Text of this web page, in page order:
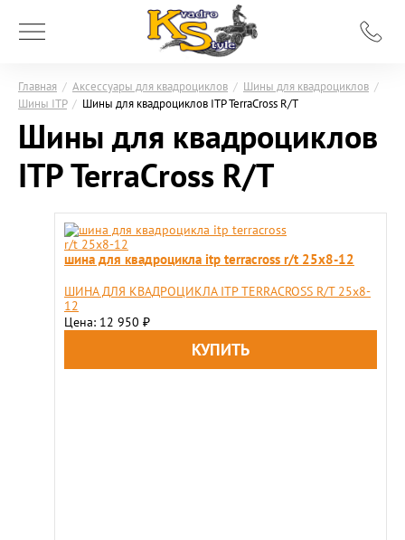
Главная / Аксессуары для квадроциклов / Шины для квадроциклов /
Шины ITP / Шины для квадроциклов ITP TerraCross R/T
Шины для квадроциклов
ITP TerraCross R/T
шина для квадроцикла itp terracross r/t 25x8-12
ШИНА ДЛЯ КВАДРОЦИКЛА ITP TERRACROSS R/T 25x8-
12
Цена: 12 950 ₽